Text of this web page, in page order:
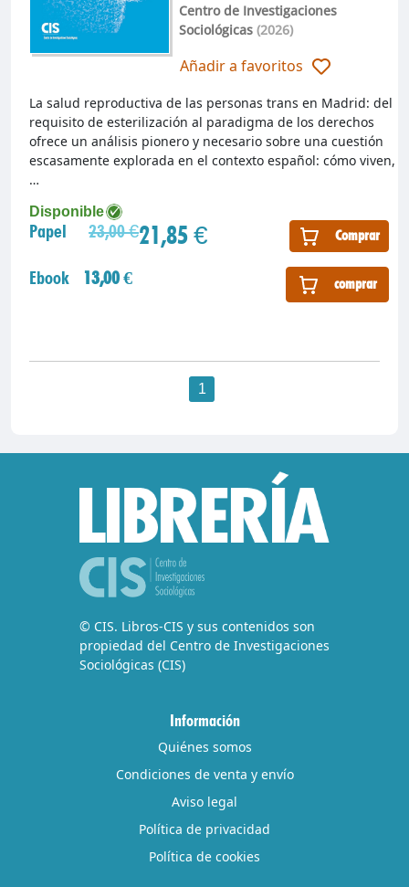
Centro de Investigaciones
Sociológicas(2026)
Añadir a favoritos
Disponible
Papel 23,00 €21,85 € Comprar
Ebook 13,00 € comprar
La salud reproductiva de las personas trans en Madrid: del
requisito de esterilización al paradigma de los derechos
ofrece un análisis pionero y necesario sobre una cuestión
escasamente explorada en el contexto español: cómo viven,
…
1
© CIS. Libros-CIS y sus contenidos son
propiedad del Centro de Investigaciones
Sociológicas (CIS)
Información
Quiénes somos
Condiciones de venta y envío
Aviso legal
Política de privacidad
Política de cookies